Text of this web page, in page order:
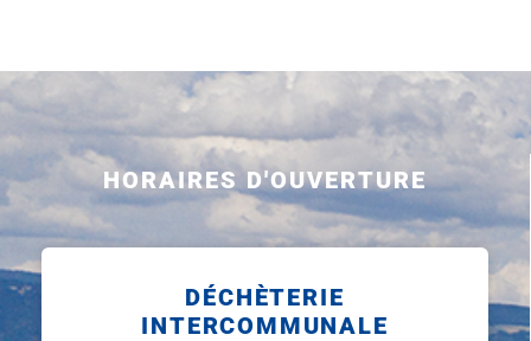
HORAIRES D'OUVERTURE
DÉCHÈTERIE
INTERCOMMUNALE